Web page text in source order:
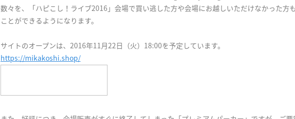
数々を、「ハピこし！ライブ2016」会場で買い逃した方や会場にお越しいただけなかった方
ことができるようになります。
サイトのオープンは、2016年11月22日（火）18:00を予定しています。
https://mikakoshi.shop/